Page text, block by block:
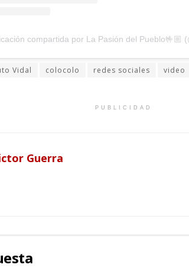
Vidal colocolo redes sociales video
PUBLICIDAD
Guerra